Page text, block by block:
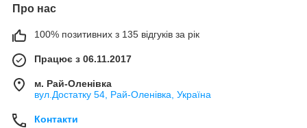
Про нас
100% позитивних з 135 відгуків за рік
Працює з 06.11.2017
м. Рай-Оленівка
вул.Достатку 54, Рай-Оленівка, Україна
Контакти